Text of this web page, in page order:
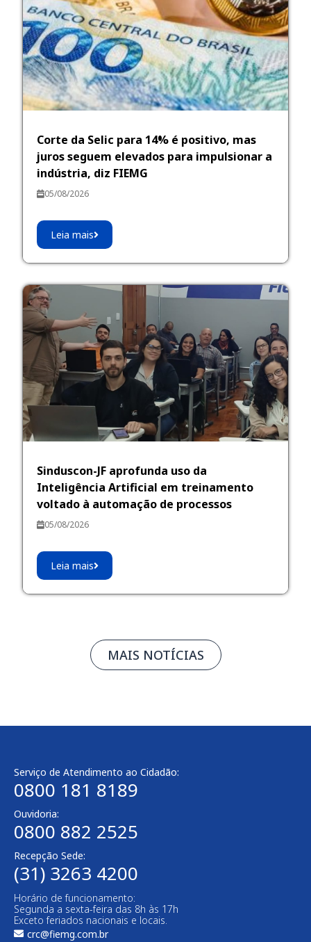
Corte da Selic para 14% é positivo, mas
juros seguem elevados para impulsionar a
indústria, diz FIEMG
05/08/2026
Leia mais
Sinduscon-JF aprofunda uso da
Inteligência Artificial em treinamento
voltado à automação de processos
05/08/2026
Leia mais
MAIS NOTÍCIAS
Serviço de Atendimento ao Cidadão:
0800 181 8189
Ouvidoria:
0800 882 2525
Recepção Sede:
(31) 3263 4200
Horário de funcionamento:
Segunda a sexta-feira das 8h às 17h
Exceto feriados nacionais e locais.
crc@fiemg.com.br